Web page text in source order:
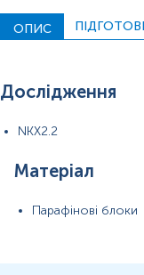
ОПИС
Дослідження
NKX2.2
Матеріал
Парафінові блоки